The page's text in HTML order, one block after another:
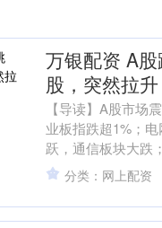
万银配资 A
股，突然拉升
【导读】A股市场
业板指跌超1%；
跃，通信板块大跌
跌停 中国基金报记
来关注最新的....
分类：网上配资